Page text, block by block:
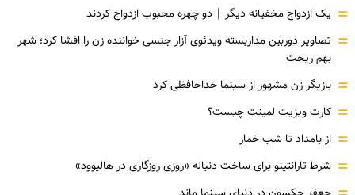
= یک ازدواج مخفیانه دیگر | دو چهره محبوب ازدواج کردند
= تصاویر دوربین مداربسته ویدئوی آزار جنسی خواننده زن را افشا کرد؛ شهر
بهم ریخت
= بازیگر زن مشهور از سینما خداحافظی کرد
= کارت ویزیت لمینت چیست؟
= از بامداد تا شب خمار
= شرط تارانتینو برای ساخت دنباله «روزی روزگاری در هالیوود»